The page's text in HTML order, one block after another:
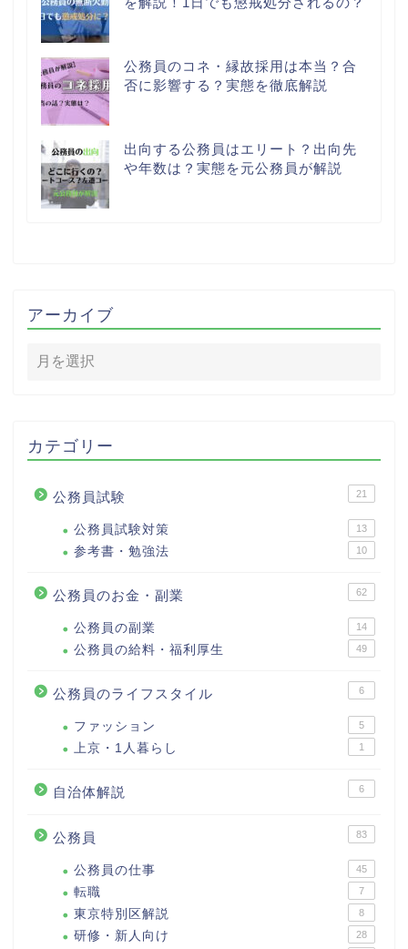
公務員のコネ・縁故採用は本当？合
否に影響する？実態を徹底解説
出向する公務員はエリート？出向先
や年数は？実態を元公務員が解説
アーカイブ
カテゴリー
公務員試験 21
公務員試験対策 13
参考書・勉強法 10
公務員のお金・副業 62
公務員の副業 14
公務員の給料・福利厚生 49
公務員のライフスタイル 6
ファッション 5
上京・1人暮らし 1
自治体解説 6
公務員 83
公務員の仕事 45
転職 7
東京特別区解説 8
研修・新人向け 28